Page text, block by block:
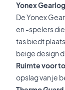
Yonex
De Yonex
en -spelers
tas biedt
beige design
Ruimte voor
opslag van je